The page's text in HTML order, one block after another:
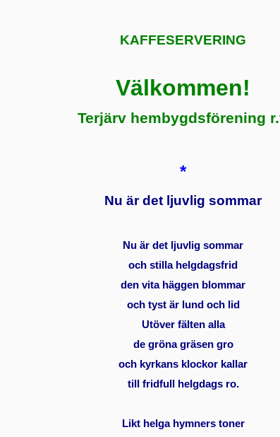
KAFFESERVERING
Välkommen!
Terjärv hembygdsförening
*
Nu är det ljuvlig sommar
Nu är det ljuvlig sommar
och stilla helgdagsfrid
den vita häggen blommar
och tyst är lund och lid
Utöver fälten alla
de gröna gräsen gro
och kyrkans klockor kallar
till fridfull helgdags ro.
Likt helga hymners toner